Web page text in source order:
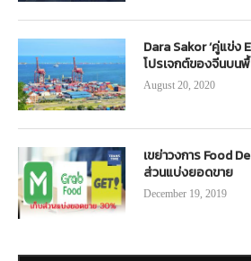
Dara Sakor ‘คู่แข่ง
โปรเจกต์ของจีนบน
August 20, 2020
เขย่าวงการ Food
ส่วนแบ่งยอดขาย
December 19, 2019